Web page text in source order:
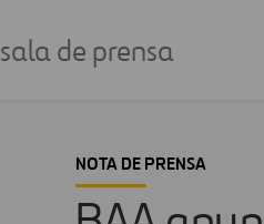
sala de prensa
NOTA DE PRENSA